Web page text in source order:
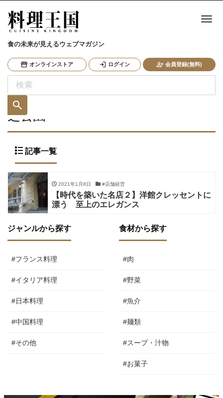
食の未来が見えるウェブマガジン
オンラインストア ログイン 会員登録(無料)
ナ
芝公園
記事一覧
2021年1月8日 #店舗経営
【時代を築いた名店２】洋館クレッセントに
漂う 至上のエレガンス
ジャンルから探す
#フランス料理
#イタリア料理
#日本料理
#中国料理
#その他
食材から探す
#肉
#野菜
#魚介
#麺類
#スープ・汁物
#お菓子